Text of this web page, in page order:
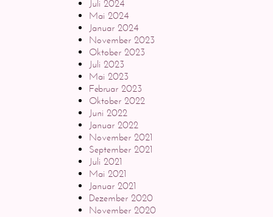
Juli 2024
Mai 2024
Januar 2024
November 2023
Oktober 2023
Juli 2023
Mai 2023
Februar 2023
Oktober 2022
Juni 2022
Januar 2022
November 2021
September 2021
Juli 2021
Mai 2021
Januar 2021
Dezember 2020
November 2020